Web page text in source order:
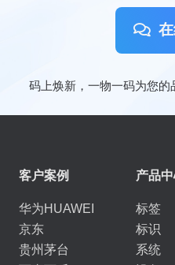
码上焕新，一物一码为您的
客户案例
华为HUAWEI
京东
贵州茅台
产品
标签
标识
系统